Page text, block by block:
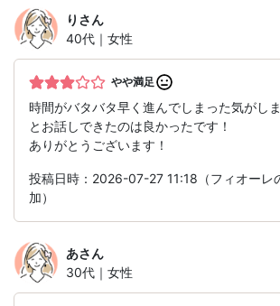
り さん
40代｜女性
やや満足
時間がバタバタ早く進んでしまった気がし
とお話しできたのは良かったです！
ありがとうございます！
投稿日時：2026-07-27 11:18（フィオーレ
加）
あさん
30代｜女性